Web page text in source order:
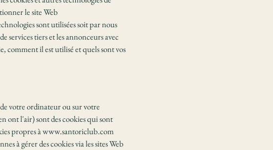
le site Web
sont utilisées soit par nous
services tiers et les annonceurs avec
comment il est utilisé et quels sont vos
votre ordinateur ou sur votre
ont l'air) sont des cookies qui sont
propres à www.santoriclub.com
à gérer des cookies via les sites Web